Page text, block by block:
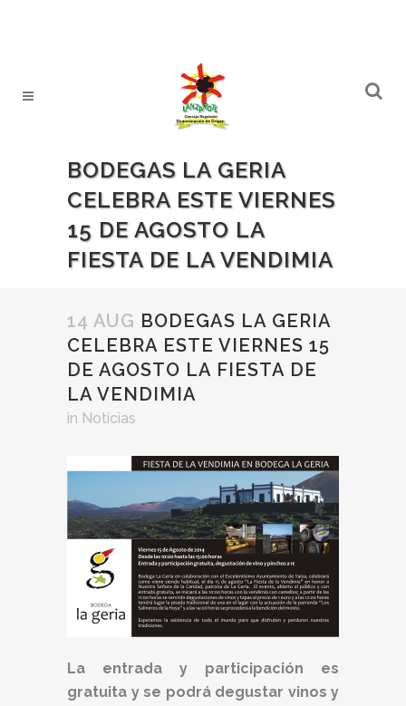
BODEGAS LA GERIA
CELEBRA ESTE VIERNES
15 DE AGOSTO LA
FIESTA DE LA VENDIMIA
14 AUG BODEGAS LA GERIA
CELEBRA ESTE VIERNES 15
DE AGOSTO LA FIESTA DE
LA VENDIMIA
in Noticias
La entrada y participación es
gratuita y se podrá degustar vinos y